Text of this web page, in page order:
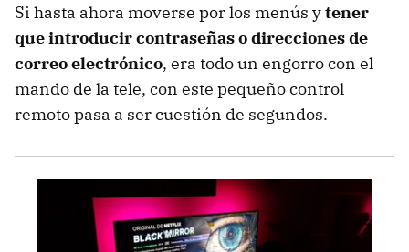
Si hasta ahora moverse por los menús ytener
que introducir contraseñas o direcciones de
correo electrónico, era todo un engorro con el
mando de la tele, con este pequeño control
remoto pasa a ser cuestión de segundos.